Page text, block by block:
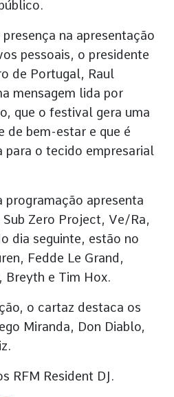
na apresentação
pessoais, o presidente
de Portugal, Raul
mensagem lida por
que o festival gera uma
de bem-estar e que é
para o tecido empresarial
programação apresenta
Sub Zero Project, Ve/Ra,
dia seguinte, estão no
Fedde Le Grand,
Breyth e Tim Hox.
o cartaz destaca os
Miranda, Don Diablo,
RFM Resident DJ.